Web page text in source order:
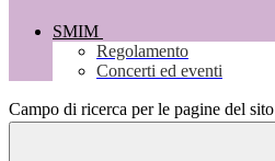
SMIM
Regolamento
Concerti ed eventi
Campo di ricerca per le pagine del sito